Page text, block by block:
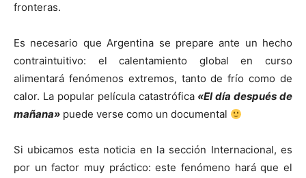
fronteras.
Es necesario que Argentina se prepare ante un hecho
contraintuitivo: el calentamiento global en curso
alimentará fenómenos extremos, tanto de frío como de
calor. La popular película catastrófica «El día después de
mañana» puede verse como un documental
Si ubicamos esta noticia en la sección Internacional, es
por un factor muy práctico: este fenómeno hará que el